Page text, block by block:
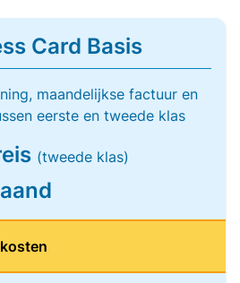
Card Basis
maandelijkse factuur en
eerste en tweede klas
(tweede klas)